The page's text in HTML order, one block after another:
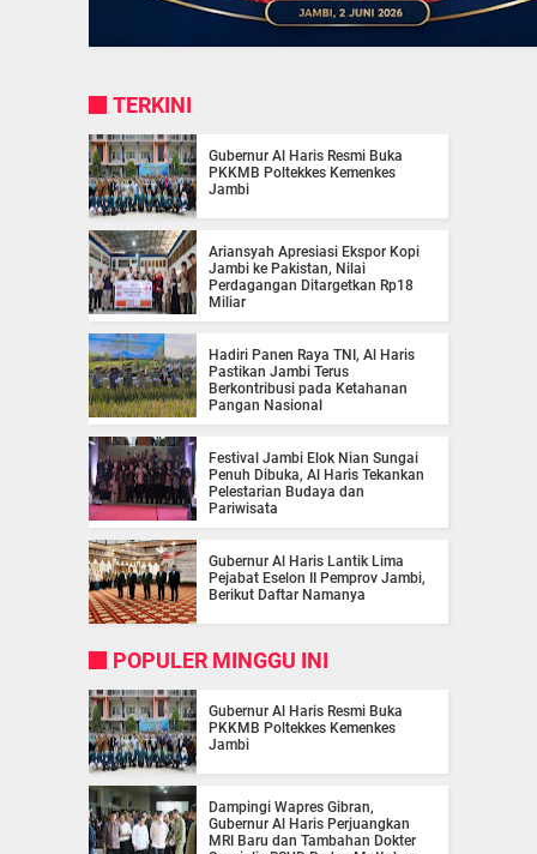
TERKINI
Gubernur Al Haris Resmi Buka
PKKMB Poltekkes Kemenkes
Jambi
Ariansyah Apresiasi Ekspor Kopi
Jambi ke Pakistan, Nilai
Perdagangan Ditargetkan Rp18
Miliar
Hadiri Panen Raya TNI, Al Haris
Pastikan Jambi Terus
Berkontribusi pada Ketahanan
Pangan Nasional
Festival Jambi Elok Nian Sungai
Penuh Dibuka, Al Haris Tekankan
Pelestarian Budaya dan
Pariwisata
Gubernur Al Haris Lantik Lima
Pejabat Eselon II Pemprov Jambi,
Berikut Daftar Namanya
POPULER MINGGU INI
Gubernur Al Haris Resmi Buka
PKKMB Poltekkes Kemenkes
Jambi
Dampingi Wapres Gibran,
Gubernur Al Haris Perjuangkan
MRI Baru dan Tambahan Dokter